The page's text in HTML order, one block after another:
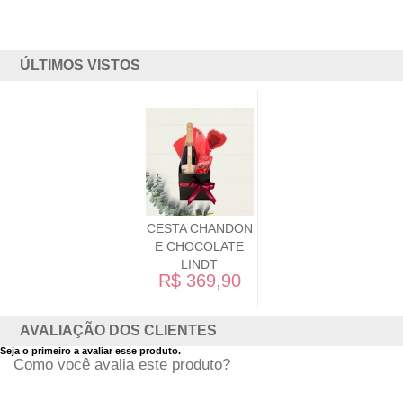
ÚLTIMOS VISTOS
CESTA CHANDON
E CHOCOLATE
LINDT
R$ 369,90
AVALIAÇÃO DOS CLIENTES
Seja o primeiro a avaliar esse produto.
Como você avalia este produto?